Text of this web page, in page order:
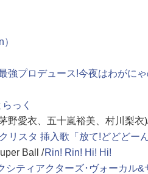
強プロデュース!今夜はわがに
っく
野愛衣、五十嵐裕美、村川梨衣
リスタ 挿入歌「放て!どどどーん
Ball /Rin! Rin! Hi! Hi!
シティアクターズ･ヴォーカル&